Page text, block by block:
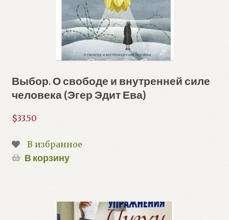
Выбор. О свободе и внутренней силе
человека (Эгер Эдит Ева)
$33.50
В избранное
В корзину